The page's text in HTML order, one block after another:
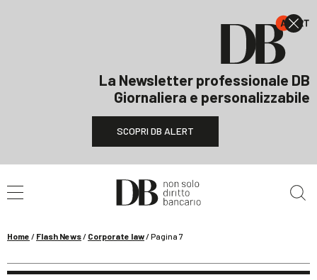
La Newsletter professionale DB
Giornaliera e personalizzabile
SCOPRI DB ALERT
Home / Flash News/ Corporate law/Pagina 7